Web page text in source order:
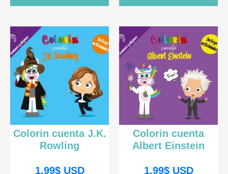
Colorin cuenta J.K.
Rowling
1.99$USD
Colorin cuenta
Albert Einstein
1.99$USD